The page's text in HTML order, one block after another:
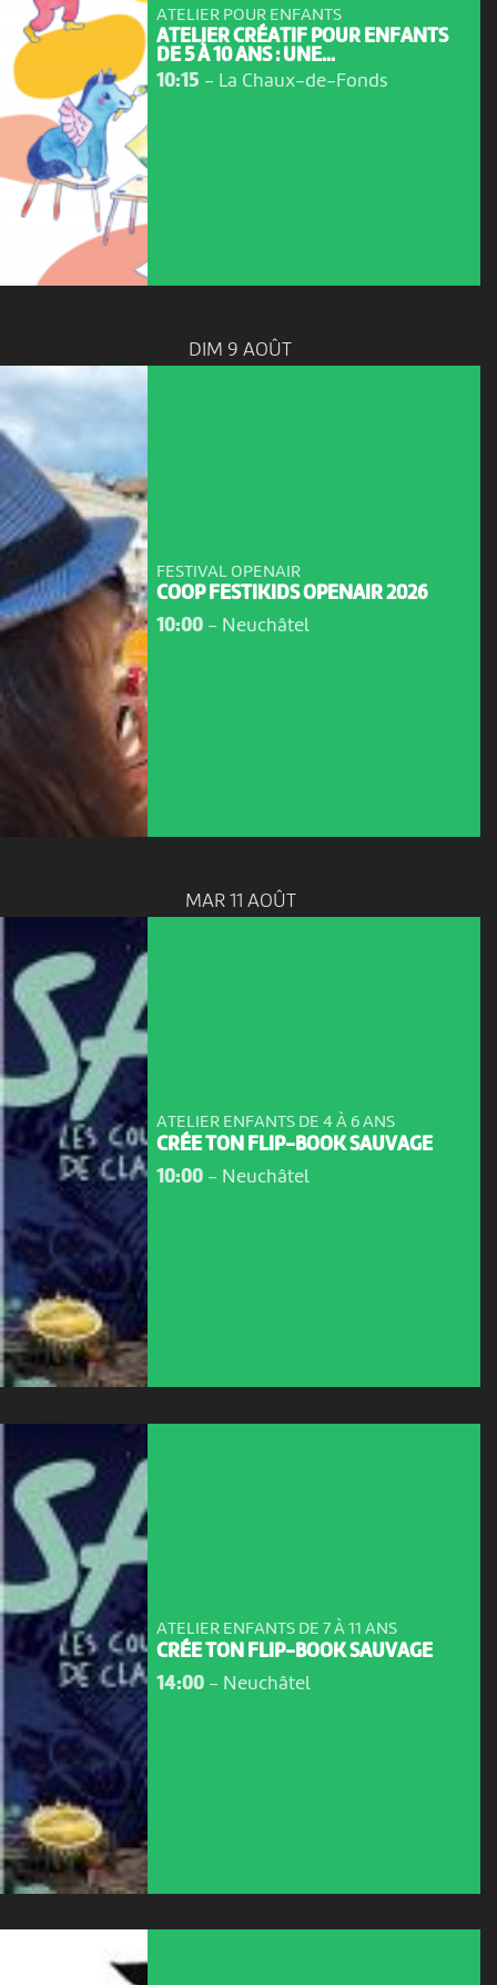
ATELIER POUR ENFANTS
ATELIER CRÉATIF POUR ENFANTS
DE 5 À 10 ANS : UNE...
10:15 - La Chaux-de-Fonds
DIM 9 AOÛT
FESTIVAL OPENAIR
COOP FESTIKIDS OPENAIR 2026
10:00- Neuchâtel
MAR 11 AOÛT
ATELIER ENFANTS DE 4 À 6 ANS
CRÉE TON FLIP-BOOK SAUVAGE
10:00- Neuchâtel
ATELIER ENFANTS DE 7 À 11 ANS
CRÉE TON FLIP-BOOK SAUVAGE
14:00- Neuchâtel